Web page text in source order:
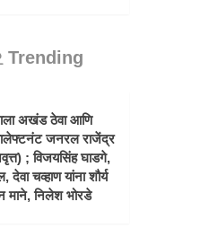
Trending
अखंड ठेवा आणि
जनरल राजेंद्र
; विजयसिंह घाडगे,
देवा चव्हाण यांना शौर्य
माने, निलेश भोरडे